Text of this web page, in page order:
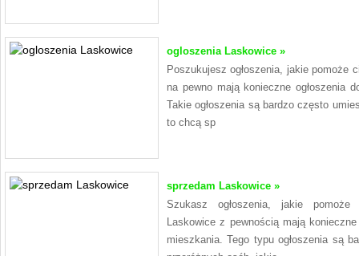
ogloszenia Laskowice »
Poszukujesz ogłoszenia, jakie pomoże
na pewno mają konieczne ogłoszenia
Takie ogłoszenia są bardzo często
to chcą sp
sprzedam Laskowice »
Szukasz ogłoszenia, jakie pomoże
Laskowice z pewnością mają
mieszkania. Tego typu ogłoszenia są